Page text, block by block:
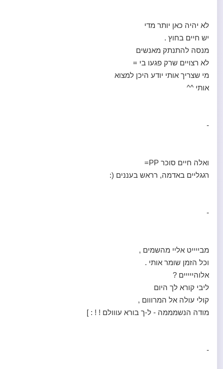
לא יהיה כאן יותר מדי
יש חיים בחוץ .
מנסה להתנתק מאנשים
לא רצויים שרק פגעו בי =
מי שצריך אותי יודע היכן למצוא
אותי ^^
-
ואלה חיים סוכר PP=
רגגליים באדמה, רראש בעננים (:
-
מבייייט אליי מהשמים ,
וכל הזמן שומר אותי .
אלוהייייים ?
ליבי קורא לך היום
קולי עולה אל המרווום ,
מודה הנשמממה - ל-ך בורא עווולם ! ! : ]
-